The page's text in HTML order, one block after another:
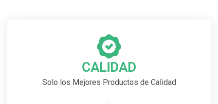
CALIDAD
Solo los Mejores Productos de Calidad